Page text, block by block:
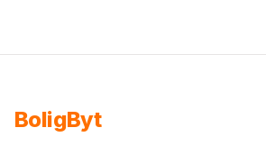
BoligByt